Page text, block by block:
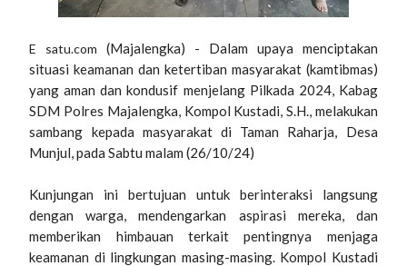
E satu.com(Majalengka) - Dalam upaya menciptakan
situasi keamanan dan ketertiban masyarakat (kamtibmas)
yang aman dan kondusif menjelang Pilkada 2024, Kabag
SDM Polres Majalengka, Kompol Kustadi, S.H., melakukan
sambang kepada masyarakat di Taman Raharja, Desa
Munjul, pada Sabtu malam (26/10/24)
Kunjungan ini bertujuan untuk berinteraksi langsung
dengan warga, mendengarkan aspirasi mereka, dan
memberikan himbauan terkait pentingnya menjaga
keamanan di lingkungan masing-masing. Kompol Kustadi